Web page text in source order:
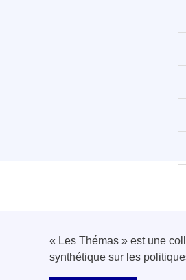
« Les Thémas » est une
synthétique sur les